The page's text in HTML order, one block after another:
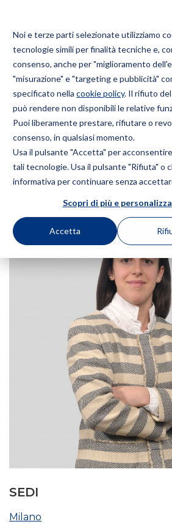
Noi e terze parti selezionate utilizziamo
tecnologie simili per finalità tecniche e,
consenso, anche per "miglioramento
"misurazione" e "targeting e pubblicità"
specificato nella cookie policy. Il rifiuto
può rendere non disponibili le relative
Puoi liberamente prestare, rifiutare o
consenso, in qualsiasi momento.
Usa il pulsante "Accetta" per
tali tecnologie. Usa il pulsante "Rifiuta" o
informativa per continuare senza
Scopri di più e personalizza
Accetta
Bugnion
The
way
HOME PROFESSIONISTI ALESSANDRA
Alessandra
SEDI
Milano